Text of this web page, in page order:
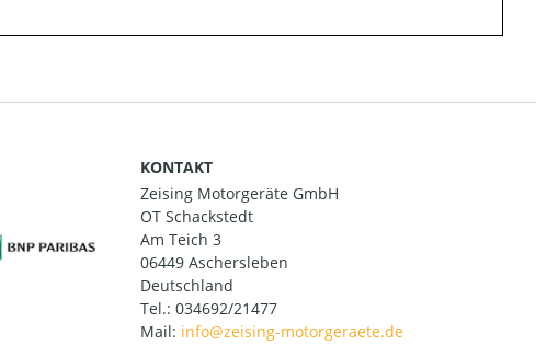
KONTAKT
Zeising Motorgeräte GmbH
OT Schackstedt
Am Teich 3
06449 Aschersleben
Deutschland
Tel.: 034692/21477
Mail: